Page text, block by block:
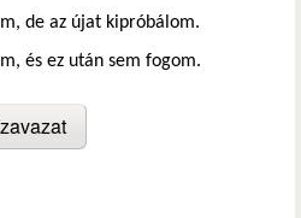
de az újat kipróbálom.
és ez után sem fogom.